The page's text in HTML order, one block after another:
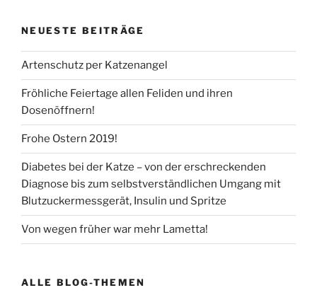
NEUESTE BEITRÄGE
Artenschutz per Katzenangel
Fröhliche Feiertage allen Feliden und ihren
Dosenöffnern!
Frohe Ostern 2019!
Diabetes bei der Katze – von der erschreckenden
Diagnose bis zum selbstverständlichen Umgang mit
Blutzuckermessgerät, Insulin und Spritze
Von wegen früher war mehr Lametta!
ALLE BLOG-THEMEN